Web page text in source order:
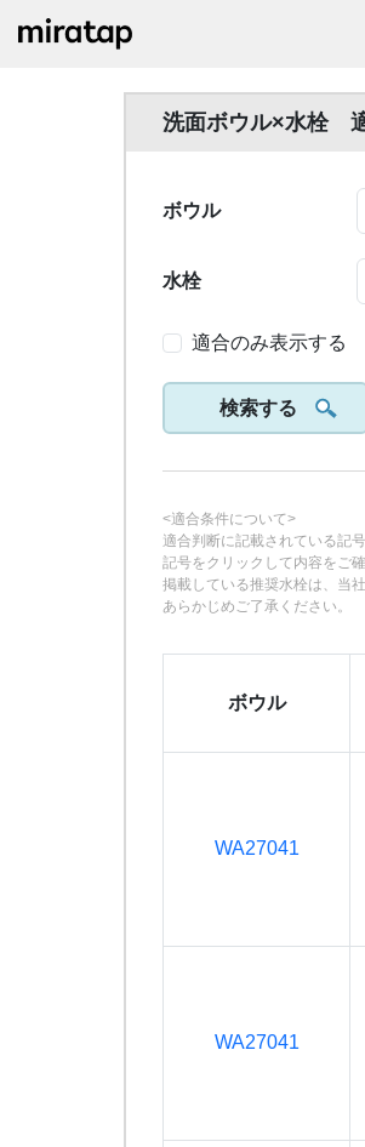
洗面ボウル×水栓
ボウル
水栓
適合のみ表示する
検索する
<適合条件について>
適合判断に記載されている記
記号をクリックして内容をご確
掲載している推奨水栓は、当
あらかじめご了承ください。
ボウル
WA27041
WA27041